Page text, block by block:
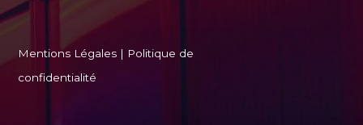
Mentions Légales | Politique de
confidentialité